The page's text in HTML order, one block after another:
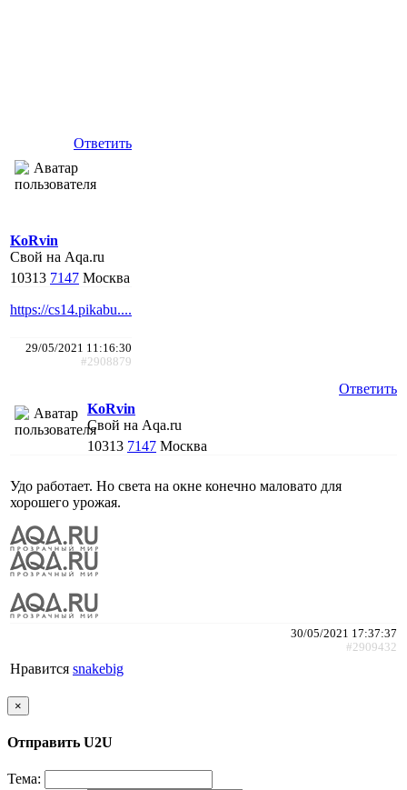
Ответить
KoRvin
Свой на Aqa.ru
10313 7147 Москва
https://cs14.pikabu....
29/05/2021 11:16:30
#2908879
Ответить
KoRvin
Свой на Aqa.ru
10313 7147 Москва
Удо работает. Но света на окне конечно маловато для
хорошего урожая.
30/05/2021 17:37:37
#2909432
Нравится snakebig
×
Отправить U2U
Тема: